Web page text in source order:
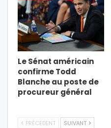
Le Sénat américain
confirme Todd
Blanche au poste de
procureur général
PRÉCÉDENT SUIVANT